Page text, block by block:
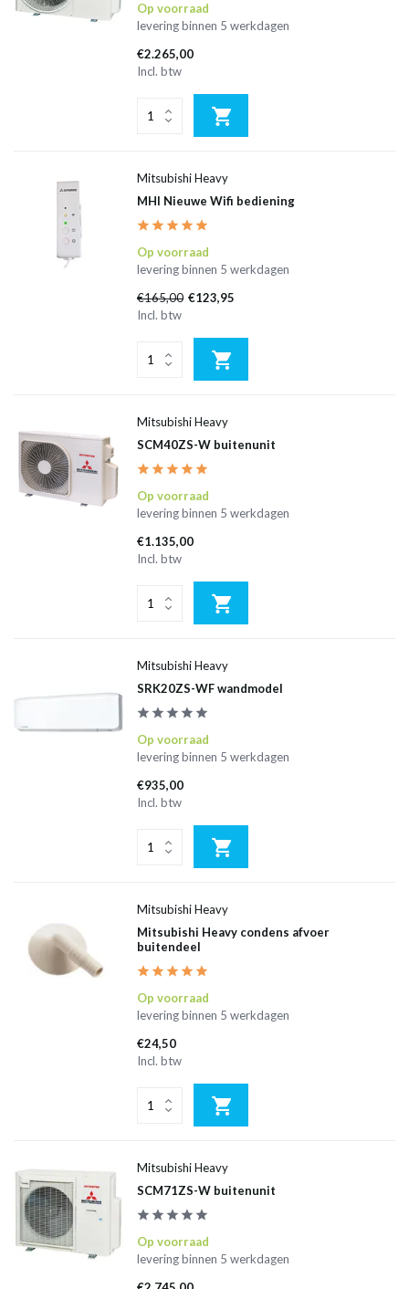
Op voorraad
levering binnen 5 werkdagen
€2.265,00
Incl. btw
Mitsubishi Heavy
MHI Nieuwe Wifi bediening
Op voorraad
levering binnen 5 werkdagen
€165,00 €123,95
Incl. btw
Mitsubishi Heavy
SCM40ZS-W buitenunit
Op voorraad
levering binnen 5 werkdagen
€1.135,00
Incl. btw
Mitsubishi Heavy
SRK20ZS-WF wandmodel
Op voorraad
levering binnen 5 werkdagen
€935,00
Incl. btw
Mitsubishi Heavy
Mitsubishi Heavy condens afvoer
buitendeel
Op voorraad
levering binnen 5 werkdagen
€24,50
Incl. btw
Mitsubishi Heavy
SCM71ZS-W buitenunit
Op voorraad
levering binnen 5 werkdagen